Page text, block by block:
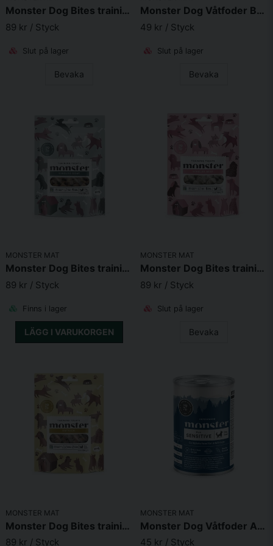
Skicka fråga
Monster Dog Bites training treats Deer 100 g
89 kr / Styck
Slut på lager
Bevaka
Monster Dog Våtfoder Baby Mousse 190 g
49 kr / Styck
Slut på lager
Bevaka
MONSTER MAT
Monster Dog Bites training treats Goat 100 g
89 kr / Styck
Finns i lager
LÄGG I VARUKORGEN
MONSTER MAT
Monster Dog Bites training treats Beef 100 g
89 kr / Styck
Slut på lager
Bevaka
MONSTER MAT
Monster Dog Bites training treats Ostrich 100 g
89 kr / Styck
MONSTER MAT
Monster Dog Våtfoder Adult Sensitive Fish 400g
45 kr / Styck